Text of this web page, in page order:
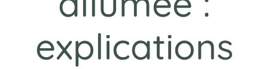
explications